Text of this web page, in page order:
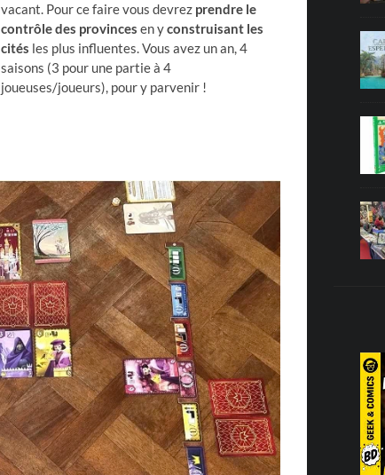
vacant. Pour ce faire vous devrez prendre le
contrôle des provinces en yconstruisant les
cités les plus influentes. Vous avez un an, 4
saisons (3 pour une partie à 4
joueuses/joueurs), pour y parvenir !